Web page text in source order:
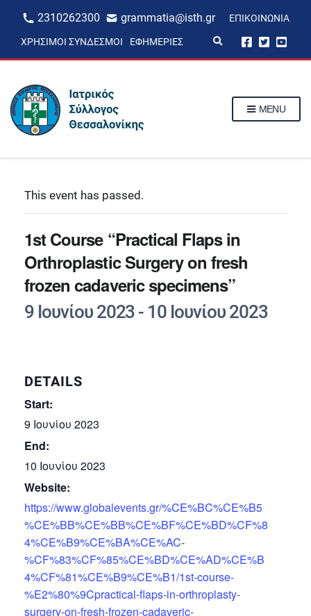
2310262300 grammatia@isth.gr ΕΠΙΚΟΙΝΩΝΊΑ
ΧΡΉΣΙΜΟΙ ΣΎΝΔΕΣΜΟΙ ΕΦΗΜΕΡΊΕΣ
p
MENU
This event has passed.
1st Course “Practical Flaps in
Orthroplastic Surgery on fresh
frozen cadaveric specimens”
9 Ιουνίου 2023 - 10 Ιουνίου 2023
DETAILS
Start:
9 Ιουνίου 2023
End:
10 Ιουνίου 2023
Website:
https://www.globalevents.gr/%CE%BC%CE%B5
%CE%BB%CE%BB%CE%BF%CE%BD%CF%8
4%CE%B9%CE%BA%CE%AC-
%CF%83%CF%85%CE%BD%CE%AD%CE%B
4%CF%81%CE%B9%CE%B1/1st-course-
%E2%80%9Cpractical-flaps-in-orthroplasty-
surgery-on-fresh-frozen-cadaveric-